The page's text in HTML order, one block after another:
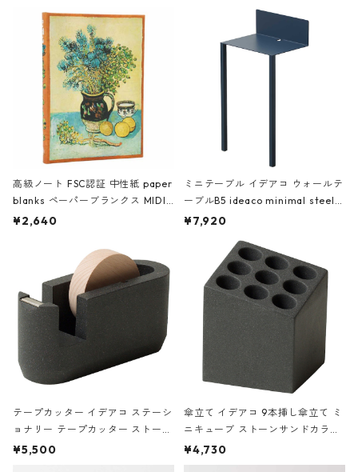
高級ノート FSC認証 中性紙 paper
blanks ペーパーブランクス MIDI
ハードカバー 罫線 ヴァン・ゴッホ
¥2,640
ミニテーブル イデアコ ウォールテ
ーブルB5 ideaco minimal steel f
urniture WALL Table B5 ネイビー
¥7,920
テープカッター イデアコ ステーシ
ョナリー テープカッター ストーン
サンドカラー 石調 ideaco Station
¥5,500
傘立て イデアコ 9本挿し傘立て ミ
ニキューブ ストーンサンドカラー
石調 ideaco Umbrella Stand CUB
E ストーンサンドブラック
¥4,730